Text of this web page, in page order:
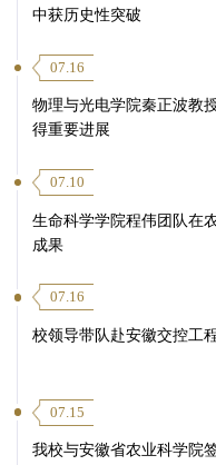
中获历史性突破
07.16
物理与光电学院秦正波教
得重要进展
07.10
生命科学学院程伟团队在
成果
07.16
校领导带队赴安徽交控工
07.15
我校与安徽省农业科学院